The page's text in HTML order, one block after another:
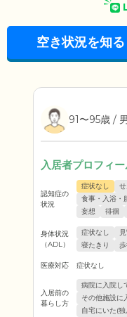
空き状況を知る
91〜95歳 /
入居者プロフィー
認知症の
状況
症状なし
食事・入浴・
妄想
徘徊
身体状況
（ADL）
症状なし
寝たきり
医療対応 症状なし
入居前の
暮らし方
病院に入院し
その他施設に
自宅にいた(独